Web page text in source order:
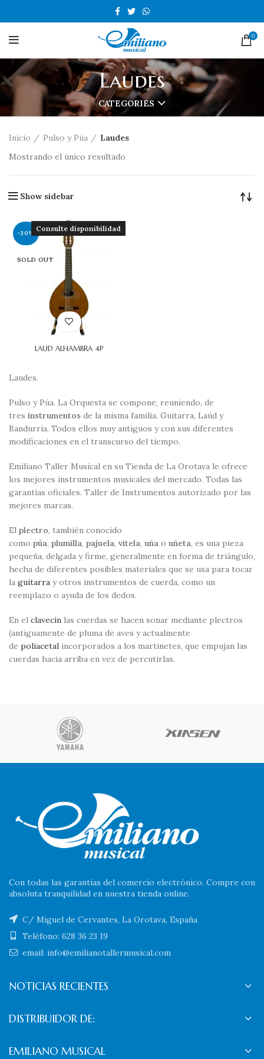
0
Laudes
CATEGORIES
Inicio Pulso y Púa
Laudes
Mostrando el único resultado
Show sidebar
Consulte disponibilidad
-30%
SOLD OUT
LAUD ALHAMBRA 4P
Laudes.
Pulso y Púa. La Orquesta se compone, reuniendo, de
tres instrumentos de la misma familia. Guitarra, Laúd y
Bandurria. Todos ellos muy antiguos y con sus diferentes
modificaciones en el transcurso del tiempo.
Emiliano Taller Musical en su Tienda de La Orotava le ofrece
los mejores instrumentos musicales del mercado. Todas las
garantías oficiales. Taller de Instrumentos autorizado por las
mejores marcas.
El plectro, también conocido
como púa, plumilla, pajuela, vitela, uña o uñeta, es una pieza
pequeña, delgada y firme, generalmente en forma de triángulo,
hecha de diferentes posibles materiales que se usa para tocar
la guitarra y otros instrumentos de cuerda, como un
reemplazo o ayuda de los dedos.
En el clavecín las cuerdas se hacen sonar mediante plectros
(antiguamente de pluma de aves y actualmente
de poliacetal incorporados a los martinetes, que empujan las
cuerdas hacia arriba en vez de percutirlas.
Con todas las garantías del comercio electrónico. Compre con
absoluta tranquilidad en nuestra tienda online.
C/ Miguel de Cervantes, La Orotava, España
Teléfono: 628 36 23 19
email: info@emilianotallermusical.com
NOTICIAS RECIENTES
DISTRIBUIDOR DE:
EMILIANO MUSICAL